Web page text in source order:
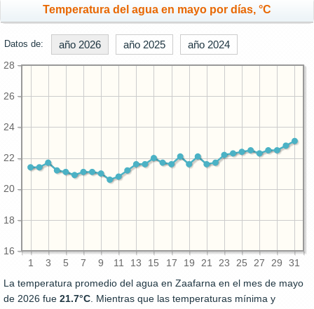
Temperatura del agua en mayo por días, °C
Datos de: año 2026 año 2025 año 2024
1 3 5 7 9 11 13 15 17 19 21 23 25 27 29 31
16
18
20
22
24
26
28
La temperatura promedio del agua en Zaafarna en el mes de mayo
de 2026 fue 21.7°C. Mientras que las temperaturas mínima y